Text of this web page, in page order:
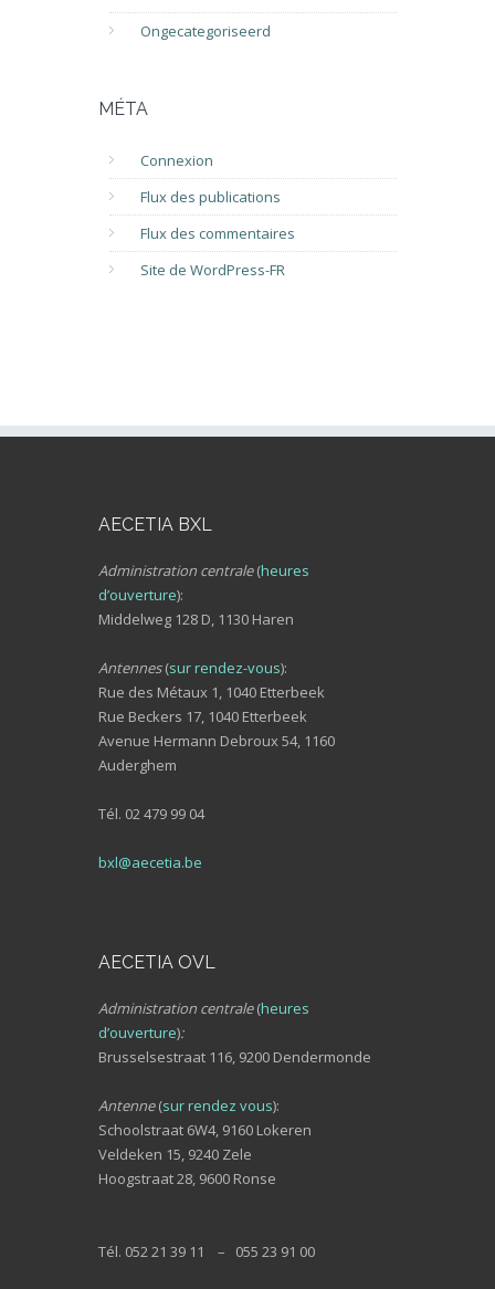
Ongecategoriseerd
MÉTA
Connexion
Flux des publications
Flux des commentaires
Site de WordPress-FR
AECETIA BXL
Administration centrale(heures
d’ouverture):
Middelweg 128 D, 1130 Haren
Antennes(sur rendez-vous):
Rue des Métaux 1, 1040 Etterbeek
Rue Beckers 17, 1040 Etterbeek
Avenue Hermann Debroux 54, 1160
Auderghem
Tél. 02 479 99 04
bxl@aecetia.be
AECETIA OVL
Administration centrale(heures
d’ouverture):
Brusselsestraat 116, 9200 Dendermonde
Antenne(sur rendez vous):
Schoolstraat 6W4, 9160 Lokeren
Veldeken 15, 9240 Zele
Hoogstraat 28, 9600 Ronse
Tél. 052 21 39 11 – 055 23 91 00